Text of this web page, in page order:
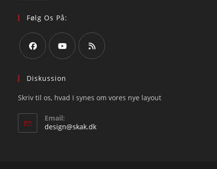
Følg Os På:
in
new
tab
in
new
new
Diskussion
Skriv til os, hvad I synes om vores nye layout
Email:
design@skak.dkOpens